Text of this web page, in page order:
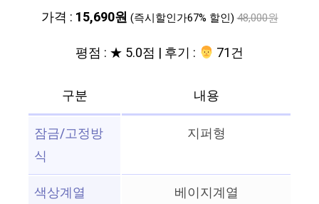
가격 : 15,690원 (즉시할인가67% 할인) 48,000원
평점 : ★ 5.0점 | 후기 : ‍‍ 71건
구분
내용
잠금/고정방
식
지퍼형
색상계열
베이지계열